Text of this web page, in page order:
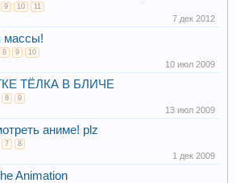
9 10 11
7 дек 2012
массы!
8 9 10
10 июл 2009
ТЁЛКА В БЛИЧЕ
8 9
13 июл 2009
аниме! plz
7 8
1 дек 2009
Animation